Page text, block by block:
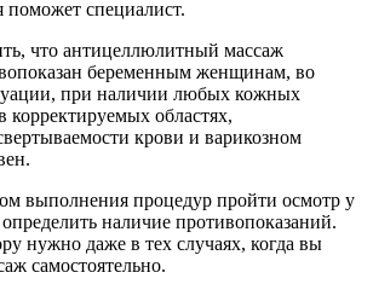
поможет специалист.
что антицеллюлитный массаж
беременным женщинам, во
при наличии любых кожных
корректируемых областях,
крови и варикозном
выполнения процедур пройти осмотр у
наличие противопоказаний.
нужно даже в тех случаях, когда вы
самостоятельно.